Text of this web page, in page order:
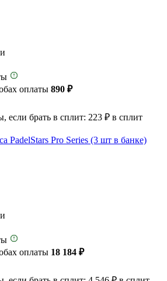
оплаты 890 ₽
если брать в сплит: 223 ₽ в сплит
PadelStars Pro Series (3 шт в банке)
оплаты 18 184 ₽